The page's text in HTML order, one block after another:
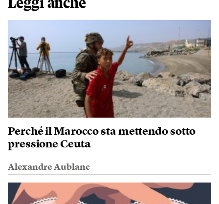
Leggi anche
Perché il Marocco sta mettendo sotto
pressione Ceuta
Alexandre Aublanc